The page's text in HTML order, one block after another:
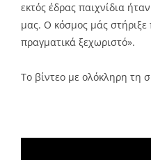
εκτός έδρας παιχνίδια
μας. Ο κόσμος μάς στήριξε
πραγματικά ξεχωριστό».
Το βίντεο με ολόκληρη τη